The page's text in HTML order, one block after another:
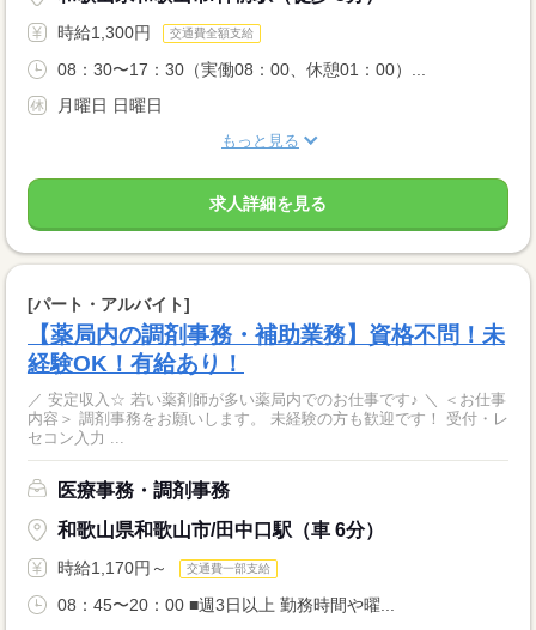
時給1,300円 交通費全額支給
08：30〜17：30（実働08：00、休憩01：00）...
月曜日 日曜日
もっと見る
求人詳細を見る
[パート・アルバイト]
【薬局内の調剤事務・補助業務】資格不問！未
経験OK！有給あり！
／ 安定収入☆ 若い薬剤師が多い薬局内でのお仕事です♪ ＼ ＜お仕事
内容＞ 調剤事務をお願いします。 未経験の方も歓迎です！ 受付・レ
セコン入力 ...
医療事務・調剤事務
和歌山県和歌山市/田中口駅（車 6分）
時給1,170円～ 交通費一部支給
08：45〜20：00 ■週3日以上 勤務時間や曜...